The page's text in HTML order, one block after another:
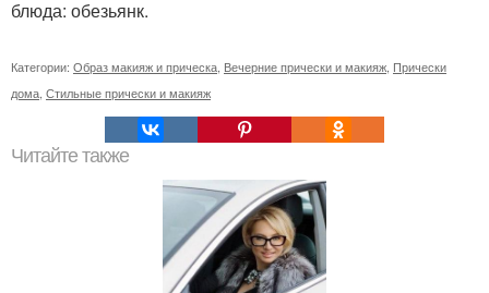
блюда: обезьянк.
Категории: Образ макияж и прическа Вечерние прически и макияж Прически
дома Стильные прически и макияж
Читайте также